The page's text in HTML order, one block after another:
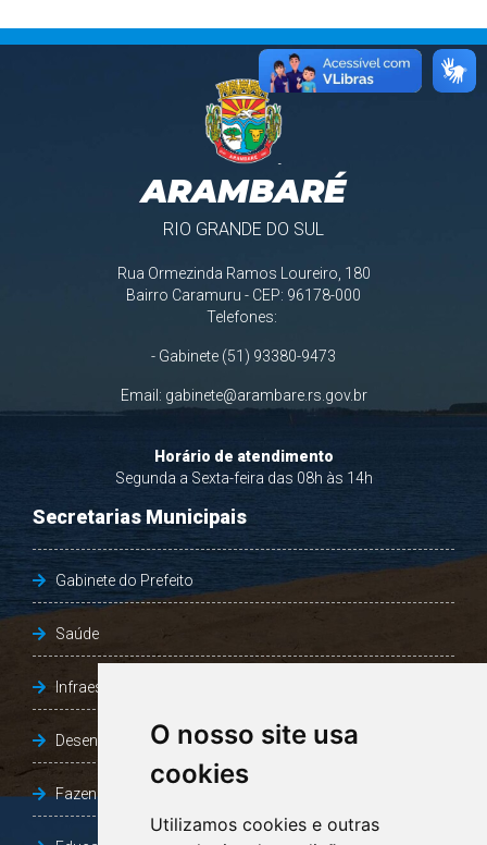
O nosso site usa
cookies
Utilizamos cookies e outras
ARAMBARÉ
RIO GRANDE DO SUL
Rua Ormezinda Ramos Loureiro, 180
Bairro Caramuru - CEP: 96178-000
Telefones:
- Gabinete (51) 93380-9473
Email: gabinete@arambare.rs.gov.br
Horário de atendimento
Segunda a Sexta-feira das 08h às 14h
Secretarias Municipais
Gabinete do Prefeito
Saúde
Infraestrutura, Agricultura e Meio Ambiente
Desenvolvimento Social
Fazenda e Desenvolvimento Econômico